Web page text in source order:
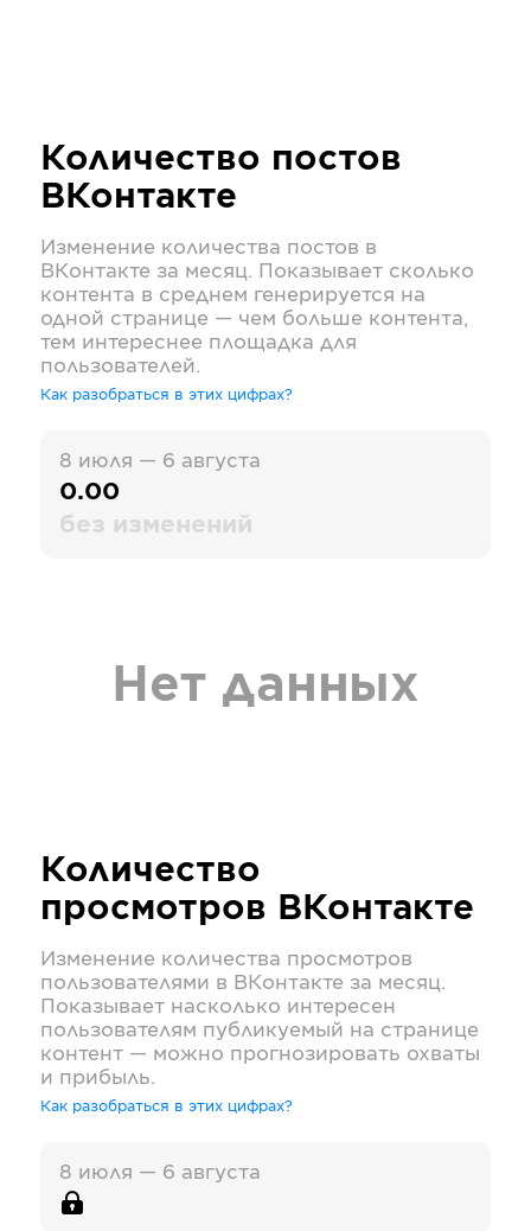
Количество постов
ВКонтакте
Изменение количества постов в
ВКонтакте за месяц. Показывает сколько
контента в среднем генерируется на
одной странице — чем больше контента,
тем интереснее площадка для
пользователей.
Как разобраться в этих цифрах?
8 июля — 6 августа
0.00
без изменений
Нет данных
Количество
просмотров ВКонтакте
Изменение количества просмотров
пользователями в ВКонтакте за месяц.
Показывает насколько интересен
пользователям публикуемый на странице
контент — можно прогнозировать охваты
и прибыль.
Как разобраться в этих цифрах?
8 июля — 6 августа